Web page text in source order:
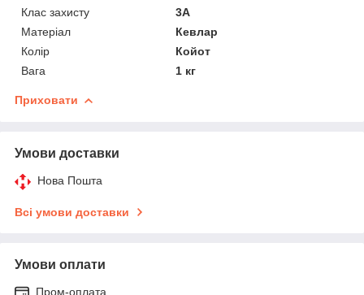
Клас захисту
3А
Матеріал
Кевлар
Колір
Койот
Вага
1 кг
Приховати
Умови доставки
Нова Пошта
Всі умови доставки
Умови оплати
Пром-оплата